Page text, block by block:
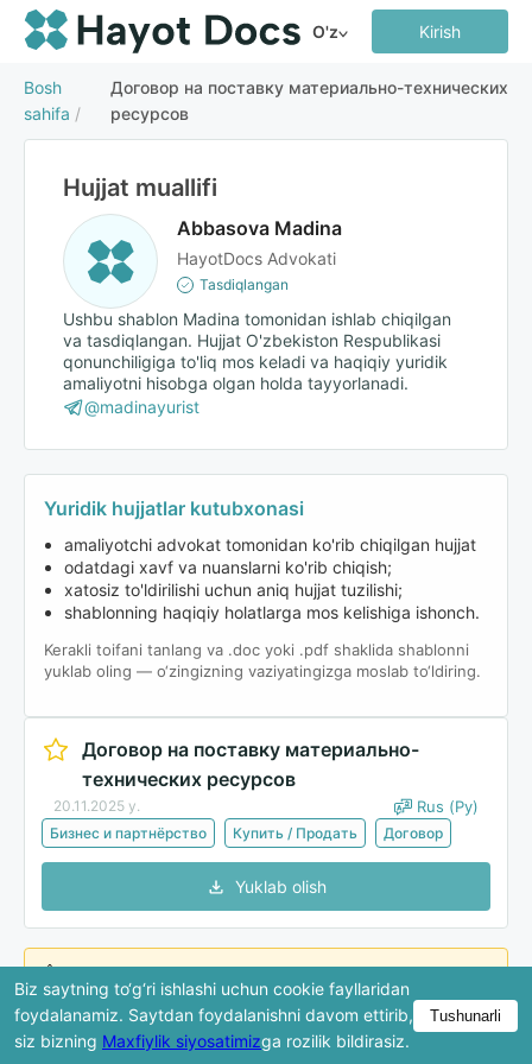
O'z Kirish
Bosh
sahifa /
Договор на поставку материально-технических
ресурсов
Hujjat muallifi
Abbasova Madina
HayotDocs Advokati
Tasdiqlangan
Ushbu shablon Madina tomonidan ishlab chiqilgan
va tasdiqlangan. Hujjat O'zbekiston Respublikasi
qonunchiligiga to'liq mos keladi va haqiqiy yuridik
amaliyotni hisobga olgan holda tayyorlanadi.
@madinayurist
Yuridik hujjatlar kutubxonasi
amaliyotchi advokat tomonidan ko'rib chiqilgan hujjat
odatdagi xavf va nuanslarni ko'rib chiqish;
xatosiz to'ldirilishi uchun aniq hujjat tuzilishi;
shablonning haqiqiy holatlarga mos kelishiga ishonch.
Kerakli toifani tanlang va .doc yoki .pdf shaklida shablonni
yuklab oling — o‘zingizning vaziyatingizga moslab to‘ldiring.
Договор на поставку материально-
технических ресурсов
20.11.2025 y. Rus (Ру)
Бизнес и партнёрство Купить / Продать Договор
Yuklab olish
To'liq versiya yuklab olingandan keyin mavjud bo'ladi.
Biz saytning to‘g‘ri ishlashi uchun cookie fayllaridan
foydalanamiz. Saytdan foydalanishni davom ettirib,
siz bizning Maxfiylik siyosatimizga rozilik bildirasiz.
Tushunarli